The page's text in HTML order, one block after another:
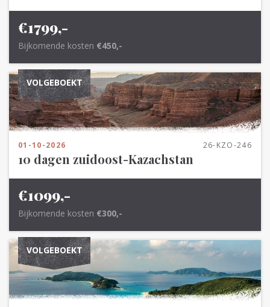
€1799,-
Bijkomende kosten €450,-
VOLGEBOEKT
01-10-2026 26-KZO-246
10 dagen zuidoost-Kazachstan
€1099,-
Bijkomende kosten €300,-
VOLGEBOEKT